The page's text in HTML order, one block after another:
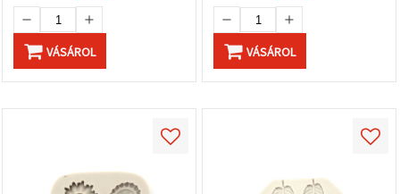
VÁSÁROL VÁSÁROL